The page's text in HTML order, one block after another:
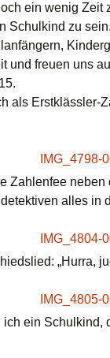
ein wenig Zeit
Schulkind zu sein.
und freuen uns
als Erstklässler-
Zahlenfee
alles in
„Hurra,
ich ein Schulkind,